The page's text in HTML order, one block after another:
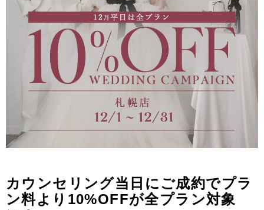
カウンセリング当日にご成約でプラ
ン料より10%OFFが全プラン対象